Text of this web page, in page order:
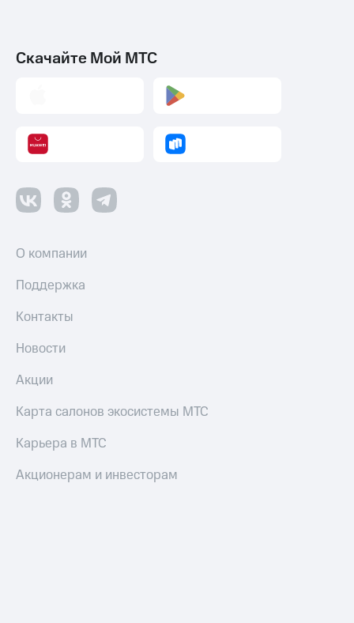
Скачайте Мой МТС
О компании
Поддержка
Контакты
Новости
Акции
Карта салонов экосистемы МТС
Карьера в МТС
Акционерам и инвесторам